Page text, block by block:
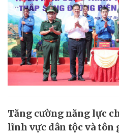
Tăng cường năng lực
lĩnh vực dân tộc và tôn